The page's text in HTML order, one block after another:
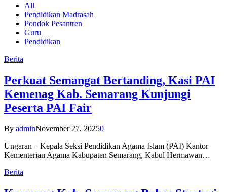
All
Pendidikan Madrasah
Pondok Pesantren
Guru
Pendidikan
Berita
Perkuat Semangat Bertanding, Kasi PAI
Kemenag Kab. Semarang Kunjungi
Peserta PAI Fair
By adminNovember 27, 20250
Ungaran – Kepala Seksi Pendidikan Agama Islam (PAI) Kantor
Kementerian Agama Kabupaten Semarang, Kabul Hermawan…
Berita